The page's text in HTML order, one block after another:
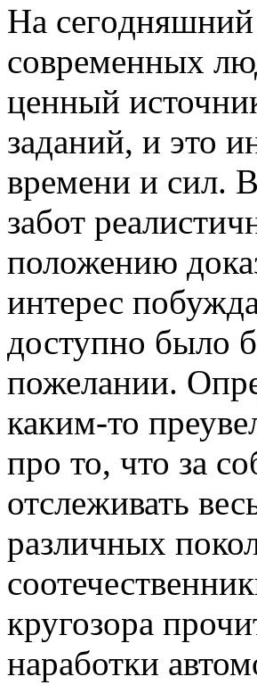
Нa
современных
ценный
заданий, и это
времени и сил.
забот
положению
интерес
доступно было
пожелании.
каким-то
про то, что за
отслеживать
различных
кругозора
наработки